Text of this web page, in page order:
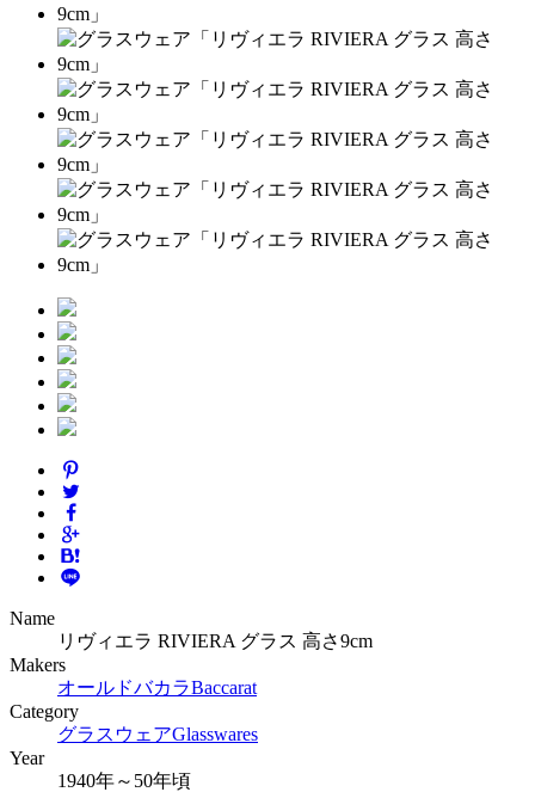
Name
リヴィエラ RIVIERA グラス 高さ9cm
Makers
オールドバカラBaccarat
Category
グラスウェアGlasswares
Year
1940年～50年頃